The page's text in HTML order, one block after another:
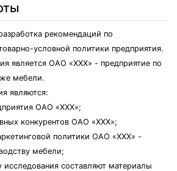
рекомендаций по
условной политики предприятия.
является ОАО «ХХХ» - предприятие по
мебели.
являются:
ОАО «ХХХ»;
конкурентов ОАО «ХХХ»;
политики ОАО «ХХХ» -
мебели;
составляют материалы